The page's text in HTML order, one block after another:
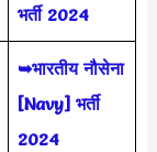
भर्ती 2024
➥भारतीय नौसेना
[Navy] भर्ती
2024